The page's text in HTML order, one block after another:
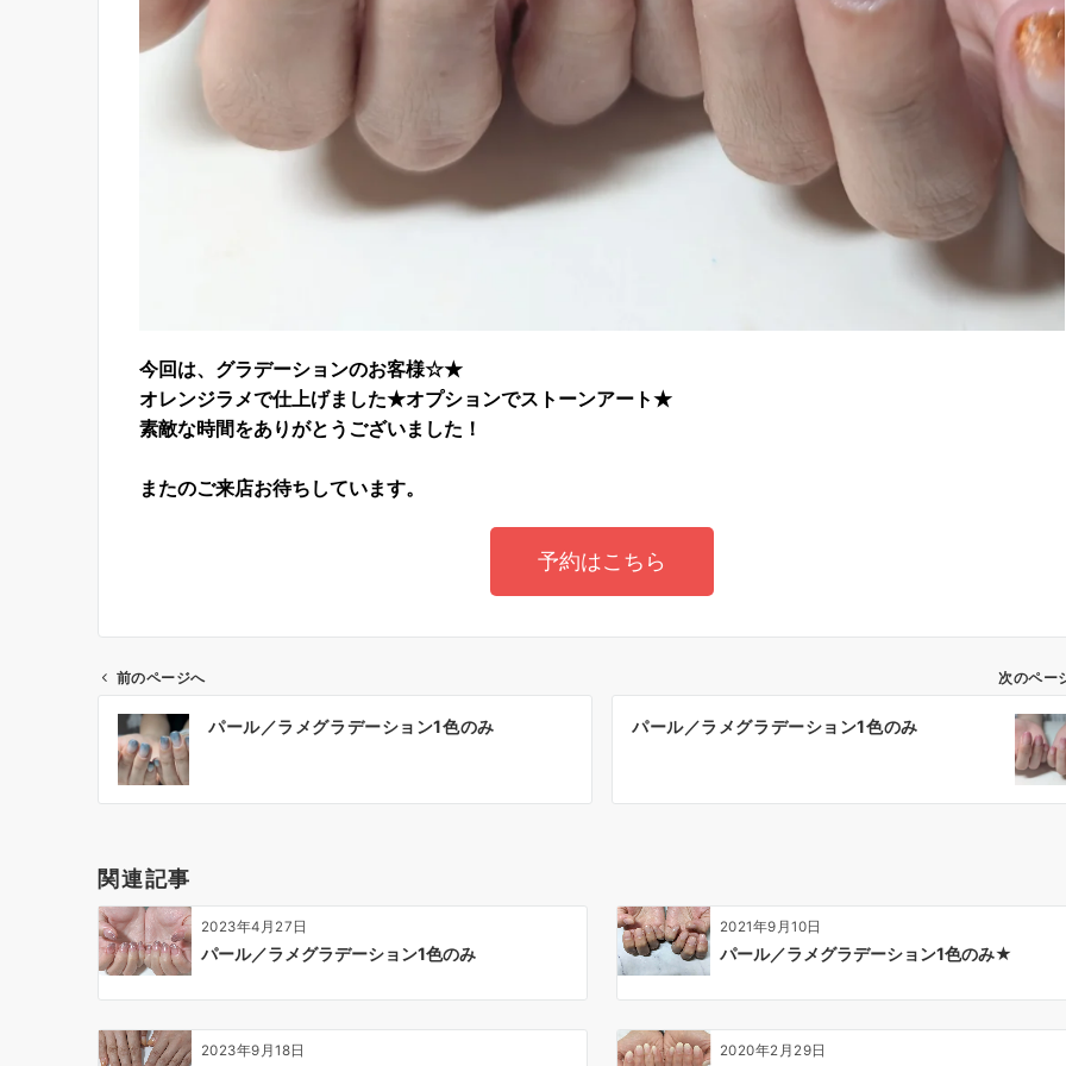
今回は、グラデーションのお客様☆★
オレンジラメで仕上げました★オプションでストーンアート★
素敵な時間をありがとうございました！
またのご来店お待ちしています。
予約はこちら
前のページへ
パール／ラメグラデーション1色のみ
次のペー
パール／ラメグラデーション1色のみ
関連記事
2023年4月27日
パール／ラメグラデーション1色のみ
2021年9月10日
パール／ラメグラデーション1色のみ★
2023年9月18日 2020年2月29日